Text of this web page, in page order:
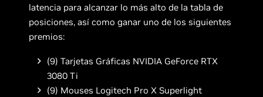
latencia para alcanzar lo más alto de la tabla de
posiciones, así como ganar uno de los siguientes
premios:
(9) Tarjetas Gráficas NVIDIA GeForce RTX
3080 Ti
(9) Mouses Logitech Pro X Superlight